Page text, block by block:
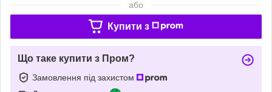
або
Купити з
Що таке купити з Пром?
Замовлення під захистом